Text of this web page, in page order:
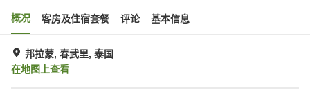
概况 客房及住宿套餐 评论 基本信息
邦拉蒙, 春武里, 泰国
在地图上查看